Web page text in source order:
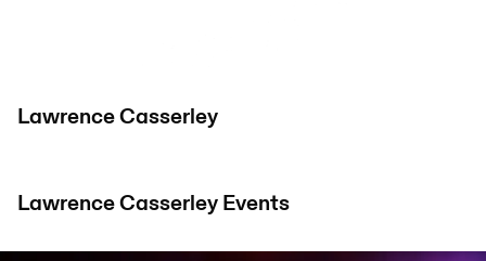
Lawrence Casserley
Lawrence CasserleyEvents